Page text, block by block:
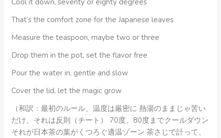
That’s the comfort zone for the Japanese leaves
Measure the teaspoon, maybe two or three
Drop them in the pot, set the flavor free
Pour the water in, gentle and slow
Cover the lid, let the magic grow
（和訳：最初のルール、温度は厳密に 熱湯のままじゃ苦い
だけ、それは反則（チート） 70度、80度までクールダウン
それが日本茶の葉がくつろぐ適温ゾーン 茶さじで計って、